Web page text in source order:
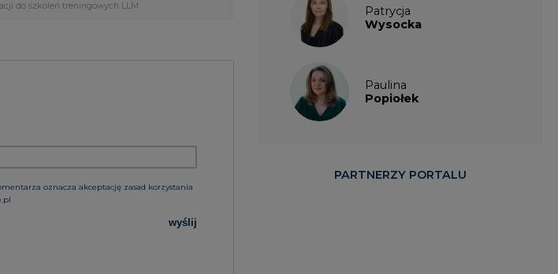
do szkoleń treningowych LLM.
oznacza akceptację zasad korzystania
wyślij
Patrycja
Wysocka
Paulina
Popiołek
PARTNERZY PORTALU